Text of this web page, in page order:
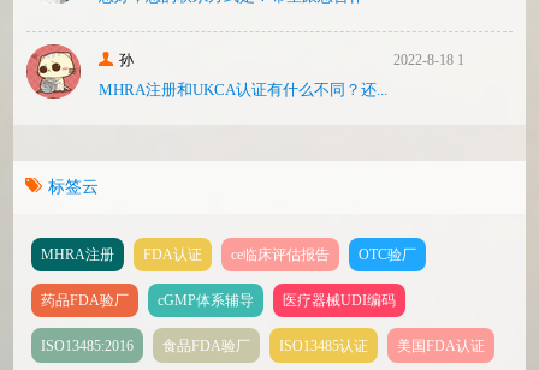
孙 2022-8-18 17:47
MHRA注册和UKCA认证有什么不同？还...
标签云
MHRA注册 FDA认证 ce临床评估报告 OTC验厂
药品FDA验厂 cGMP体系辅导 医疗器械UDI编码
ISO13485:2016 食品FDA验厂 ISO13485认证 美国FDA认证